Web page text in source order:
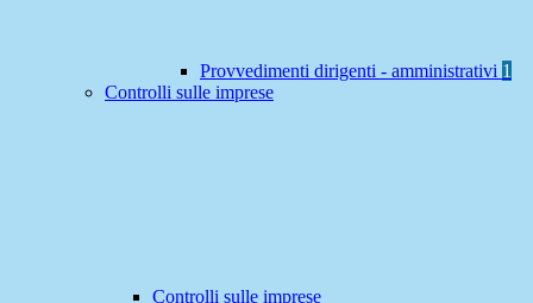
Provvedimenti dirigenti - amministrativi 1
Controlli sulle imprese
Controlli sulle imprese